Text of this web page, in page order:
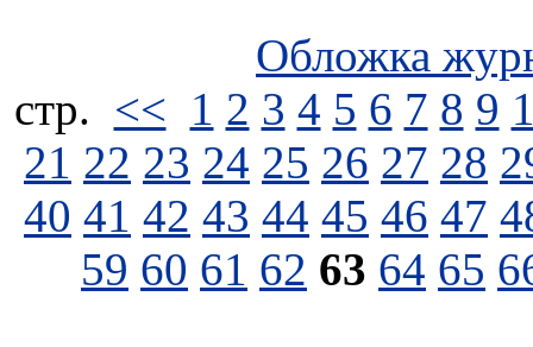
Обложка
стp. << 1 2 3 4 5 6 7 8 9
21 22 23 24 25 26 27 28
40 41 42 43 44 45 46 47
59 60 61 62 63 64 65